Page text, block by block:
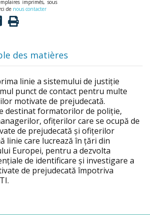
imprimés, sous
de nous contacter
des matières
linie a sistemului de justiție
punct de contact pentru multe
motivate de prejudecată.
destinat formatorilor de poliție,
ofițerilor care se ocupă de
de prejudecată și ofițerilor
linie care lucrează în țări din
Europei, pentru a dezvolta
de identificare și investigare a
de prejudecată împotriva